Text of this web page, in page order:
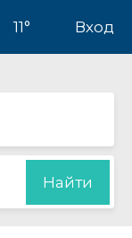
11° Вход
Найти